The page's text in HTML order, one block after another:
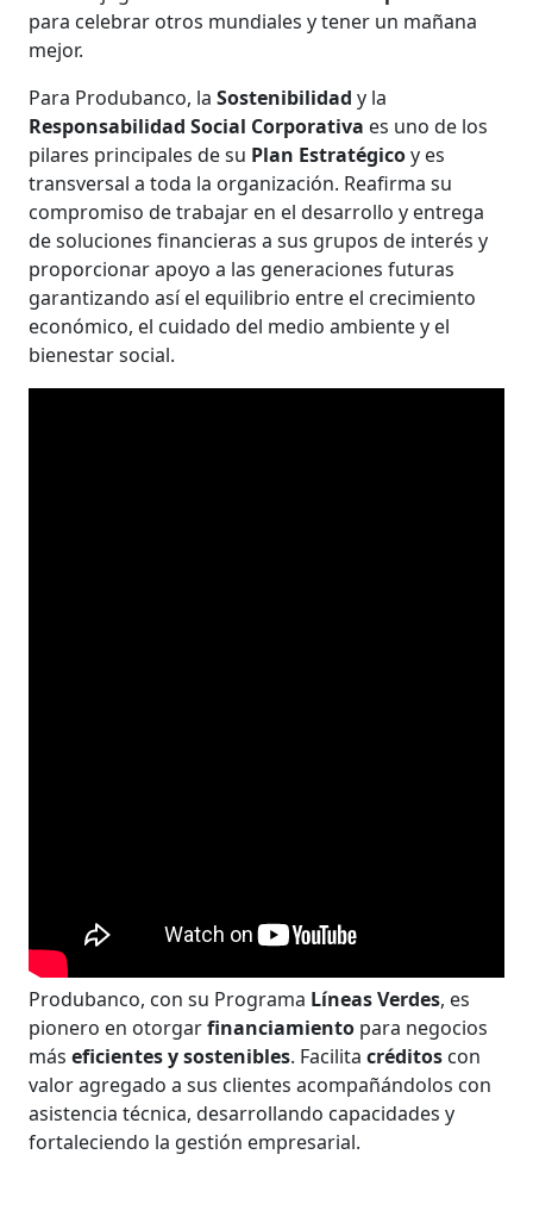
para celebrar otros mundiales y tener un mañana
mejor.
Para Produbanco, laSostenibilidady la
Responsabilidad Social Corporativa es uno de los
pilares principales de su Plan Estratégicoy es
transversal a toda la organización. Reafirma su
compromiso de trabajar en el desarrollo y entrega
de soluciones financieras a sus grupos de interés y
proporcionar apoyo a las generaciones futuras
garantizando así el equilibrio entre el crecimiento
económico, el cuidado del medio ambiente y el
bienestar social.
Produbanco, con su Programa Líneas Verdes, es
pionero en otorgarfinanciamiento para negocios
máseficientes y sostenibles. Facilitacréditos con
valor agregado a sus clientes acompañándolos con
asistencia técnica, desarrollando capacidades y
fortaleciendo la gestión empresarial.